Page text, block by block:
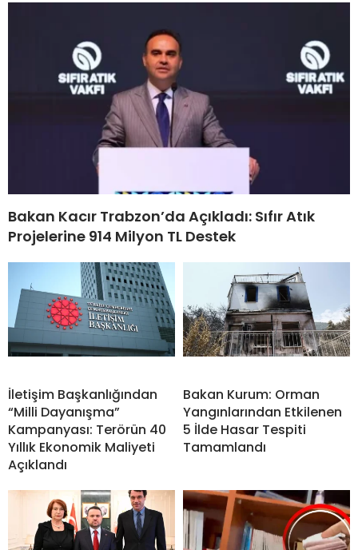
Bakan Kacır Trabzon’da Açıkladı: Sıfır Atık
Projelerine 914 Milyon TL Destek
İletişim Başkanlığından
“Milli Dayanışma”
Kampanyası: Terörün 40
Yıllık Ekonomik Maliyeti
Açıklandı
Bakan Kurum: Orman
Yangınlarından Etkilenen
5 İlde Hasar Tespiti
Tamamlandı